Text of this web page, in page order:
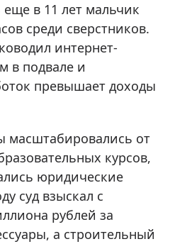
в 11 лет мальчик
среди сверстников.
интернет-
в подвале и
превышает доходы
масштабировались от
курсов,
юридические
суд взыскал с
рублей за
а строительный